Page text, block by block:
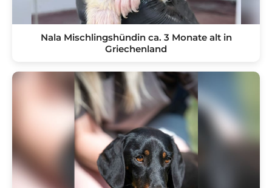
Nala Mischlingshündin ca. 3 Monate alt in
Griechenland